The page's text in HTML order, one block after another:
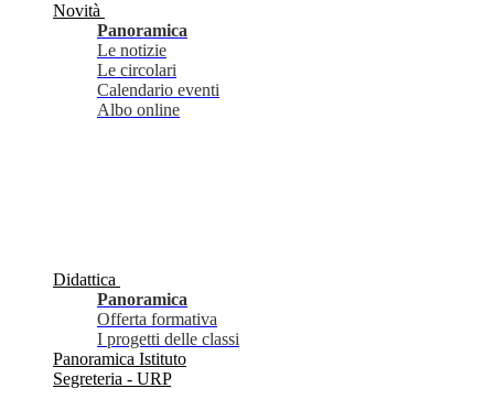
Novità
Panoramica
Le notizie
Le circolari
Calendario eventi
Albo online
Didattica
Panoramica
Offerta formativa
I progetti delle classi
Panoramica Istituto
Segreteria - URP